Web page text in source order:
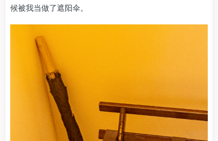
候被我当做了遮阳伞。